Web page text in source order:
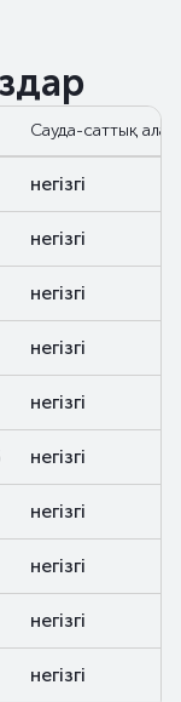
Сауда-саттық алаң
негізгі
негізгі
негізгі
негізгі
негізгі
негізгі
негізгі
негізгі
негізгі
негізгі